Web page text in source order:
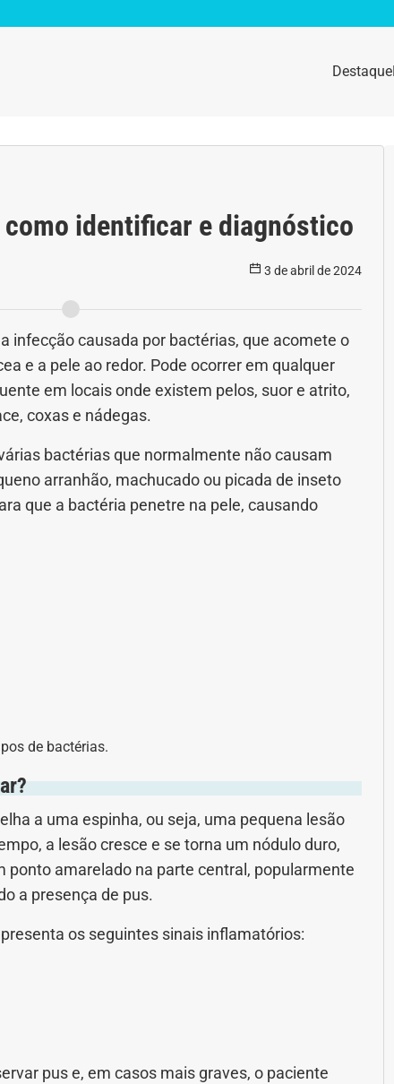
Destaque
Atividade física Beleza e Cosmética
Dengue
Dieta e nutrição
Emagrecimento
Picada de Cobra Problemas Cardíacos
Problemas Neurológicos Saúde da criança e
identificar e diagnóstico
3 de abril de 2024
infecção causada por bactérias, que acomete o
e a pele ao redor. Pode ocorrer em qualquer
em locais onde existem pelos, suor e atrito,
coxas e nádegas.
bactérias que normalmente não causam
arranhão, machucado ou picada de inseto
que a bactéria penetre na pele, causando
de bactérias.
a uma espinha, ou seja, uma pequena lesão
a lesão cresce e se torna um nódulo duro,
ponto amarelado na parte central, popularmente
a presença de pus.
os seguintes sinais inflamatórios:
pus e, em casos mais graves, o paciente